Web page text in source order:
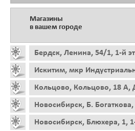
Магазины
в вашем городе
Бердск, Ленина, 54/1, 1-й
Искитим, мкр
Кольцово, Кольцово, 18 А,
Новосибирск, Б.
Новосибирск, Блюхера, 1,